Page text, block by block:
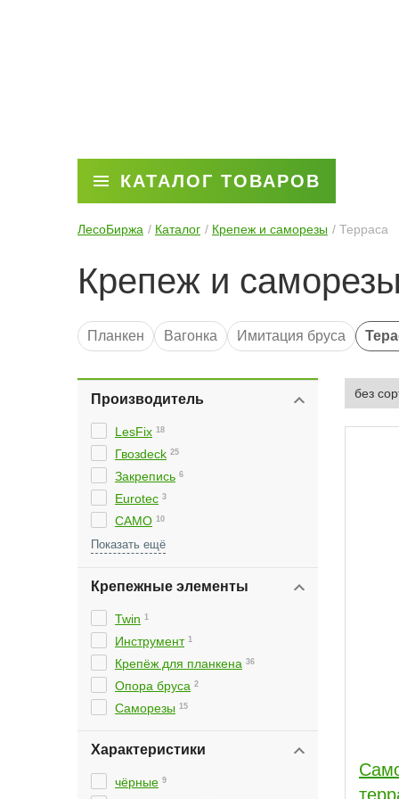
КАТАЛОГ ТОВАРОВ
ЛесоБиржа Каталог Крепеж и саморезы Терраса
Крепеж и саморезы
Планкен Вагонка Имитация бруса
Производитель
LesFix 18
Гвозdeck 25
ИП
Закрепись 6
Fischer 1
DeckTie 2
Eurotec 3
Essve
CAMO 10
Крепежные элементы
Twin 1
Инструмент 1
Крепёж для планкена 36
Опора бруса 2
Саморезы 15
Характеристики
чёрные 9